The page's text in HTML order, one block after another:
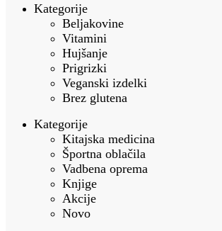
Kategorije
Beljakovine
Vitamini
Hujšanje
Prigrizki
Veganski izdelki
Brez glutena
Kategorije
Kitajska medicina
Športna oblačila
Vadbena oprema
Knjige
Akcije
Novo